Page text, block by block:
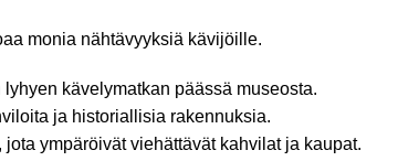
monia nähtävyyksiä kävijöille.
kävelymatkan päässä museosta.
ja historiallisia rakennuksia.
ympäröivät viehättävät kahvilat ja kaupat.